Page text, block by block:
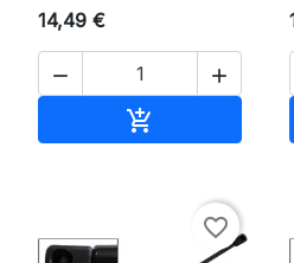
14,49 €
 

favorite_border